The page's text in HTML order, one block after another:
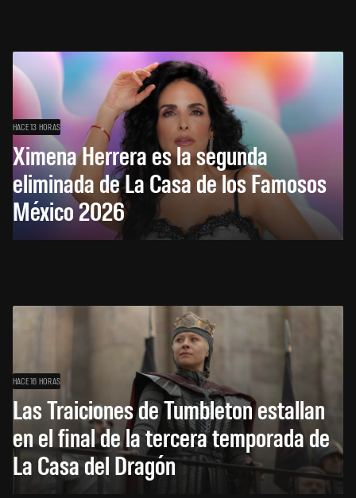
HACE 13 HORAS
Ximena Herrera es la segunda
eliminada de La Casa de los Famosos
México 2026
HACE 16 HORAS
Las Traiciones de Tumbleton estallan
en el final de la tercera temporada de
La Casa del Dragón